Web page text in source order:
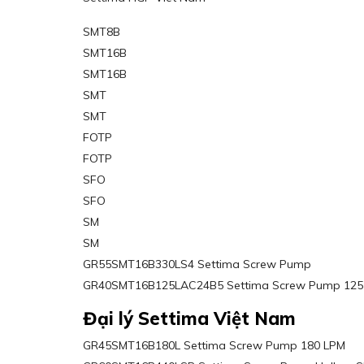
SMT8B
SMT16B
SMT16B
SMT
SMT
FOTP
FOTP
SFO
SFO
SM
SM
GR55SMT16B330LS4 Settima Screw Pump
GR40SMT16B125LAC24B5 Settima Screw Pump
Đại lý Settima Việt Nam
GR45SMT16B180L Settima Screw Pump 180 LPM